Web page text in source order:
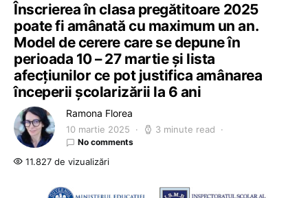
Înscrierea în clasa pregătitoare 2025
poate fi amânată cu maximum un an.
Model de cerere care se depune în
perioada 10 – 27 martie și lista
afecțiunilor ce pot justifica amânarea
începerii școlarizării la 6 ani
Ramona Florea
10 martie 2025 3 minute read
No comments
11.827 de vizualizări